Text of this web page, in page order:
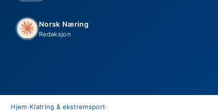
Norsk Næring
Redaksjon
Hjem›Klatring & ekstremsport›